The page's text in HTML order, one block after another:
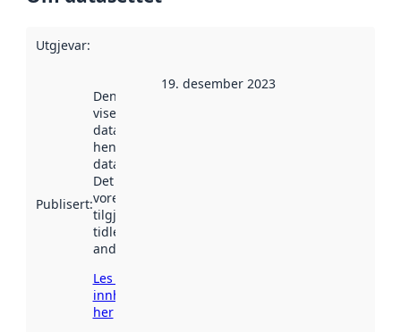
Utgjevar:
Publisert:
Denne datoen
viser når
datasettet vart
henta inn av
data.norge.no.
Det kan ha
vore
tilgjengeleg
tidlegare
andre stader.
Les meir om
innhenting
her
19. desember 2023